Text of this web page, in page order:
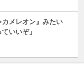
カメレオン』みたい
いいぞ」